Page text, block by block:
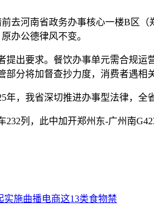
河南省政务办事核心一楼B区（
办公德律风不变。
要求。餐饮办事单元需合规运
分将加督查抄力度，消费者遇相
我省深切推进办事型法律，全省
列，此中加开郑州东-广州南
实施曲播电商这13类食物禁